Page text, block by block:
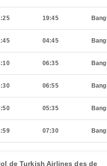
19:45
04:45
06:35
06:55
05:35
07:30
de Turkish Airlines des de